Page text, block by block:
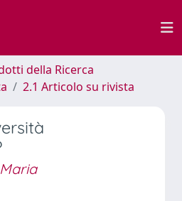
della Ricerca
2.1 Articolo su rivista